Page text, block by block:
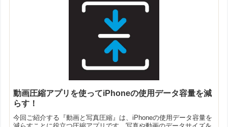
動画圧縮アプリを使ってiPhoneの使用データ容量を減
らす！
今回ご紹介する『動画と写真圧縮』は、iPhoneの使用データ容量を